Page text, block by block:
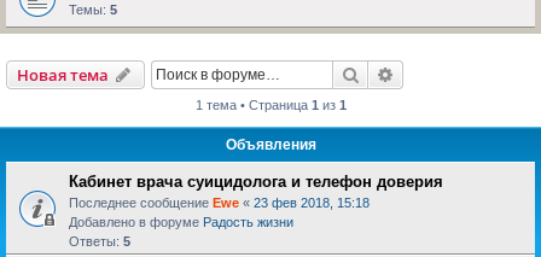
Темы: 5
Новая тема Поиск
1 тема • Страница 1 из 1
Объявления
Кабинет врача суицидолога и телефон доверия
Последнее сообщение Ewe « 23 фев 2018, 15:18
Добавлено в форуме Радость жизни
Ответы: 5